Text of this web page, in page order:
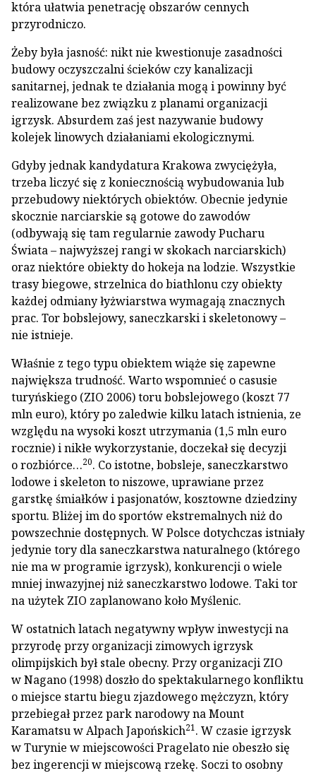
która ułatwia penetrację obszarów cennych
przyrodniczo.
Żeby była jasność: nikt nie kwestionuje zasadności
budowy oczyszczalni ścieków czy kanalizacji
sanitarnej, jednak te działania mogą i powinny być
realizowane bez związku z planami organizacji
igrzysk. Absurdem zaś jest nazywanie budowy
kolejek linowych działaniami ekologicznymi.
Gdyby jednak kandydatura Krakowa zwyciężyła,
trzeba liczyć się z koniecznością wybudowania lub
przebudowy niektórych obiektów. Obecnie jedynie
skocznie narciarskie są gotowe do zawodów
(odbywają się tam regularnie zawody Pucharu
Świata – najwyższej rangi w skokach narciarskich)
oraz niektóre obiekty do hokeja na lodzie. Wszystkie
trasy biegowe, strzelnica do biathlonu czy obiekty
każdej odmiany łyżwiarstwa wymagają znacznych
prac. Tor bobslejowy, saneczkarski i skeletonowy –
nie istnieje.
Właśnie z tego typu obiektem wiąże się zapewne
największa trudność. Warto wspomnieć o casusie
turyńskiego (ZIO 2006) toru bobslejowego (koszt 77
mln euro), który po zaledwie kilku latach istnienia, ze
względu na wysoki koszt utrzymania (1,5 mln euro
rocznie) i nikłe wykorzystanie, doczekał się decyzji
o rozbiórce…20. Co istotne, bobsleje, saneczkarstwo
lodowe i skeleton to niszowe, uprawiane przez
garstkę śmiałków i pasjonatów, kosztowne dziedziny
sportu. Bliżej im do sportów ekstremalnych niż do
powszechnie dostępnych. W Polsce dotychczas istniały
jedynie tory dla saneczkarstwa naturalnego (którego
nie ma w programie igrzysk), konkurencji o wiele
mniej inwazyjnej niż saneczkarstwo lodowe. Taki tor
na użytek ZIO zaplanowano koło Myślenic.
W ostatnich latach negatywny wpływ inwestycji na
przyrodę przy organizacji zimowych igrzysk
olimpijskich był stale obecny. Przy organizacji ZIO
w Nagano (1998) doszło do spektakularnego konfliktu
o miejsce startu biegu zjazdowego mężczyzn, który
przebiegał przez park narodowy na Mount
Karamatsu w Alpach Japońskich21. W czasie igrzysk
w Turynie w miejscowości Pragelato nie obeszło się
bez ingerencji w miejscową rzekę. Soczi to osobny